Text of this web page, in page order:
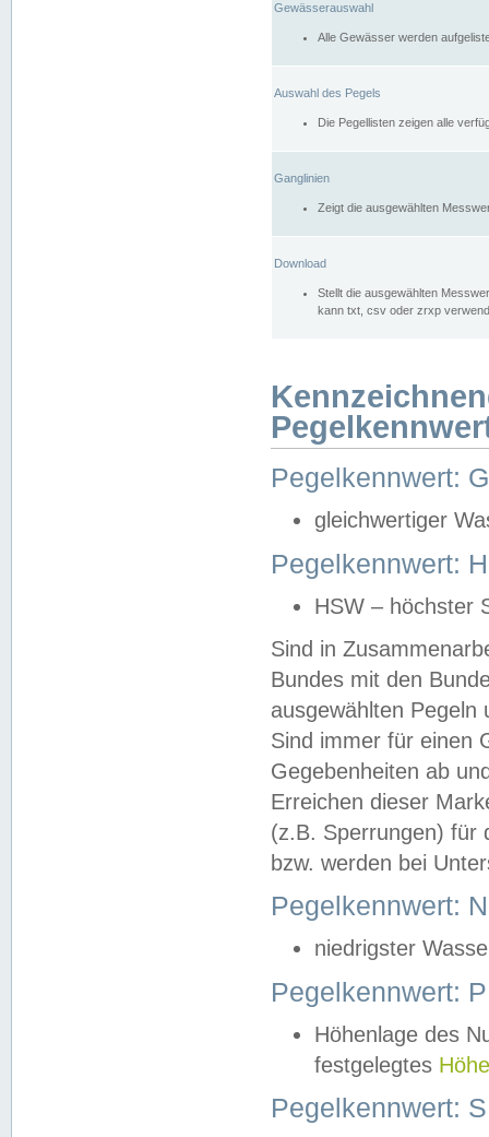
Gewässerauswahl
Alle Gewässer werden
Auswahl des Pegels
Die Pegellisten zeigen alle
Ganglinien
Zeigt die ausgewählten
Download
Stellt die ausgewählten
kann txt, csv oder zrxp
Pegelkennwert:
gleichwertiger
Pegelkennwert:
HSW – höchster
Sind in
Bundes mit den
ausgewählten
Sind immer für einen
Gegebenheiten ab
Erreichen dieser
(z.B. Sperrungen) für
bzw. werden bei
Pegelkennwert:
niedrigster
Pegelkennwert:
Höhenlage des
festgelegtes
Pegelkennwert: